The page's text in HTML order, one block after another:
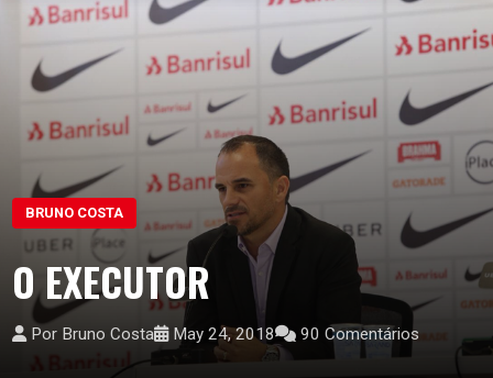
BRUNO COSTA
O EXECUTOR
Por Bruno Costa May 24, 2018 90 Comentários